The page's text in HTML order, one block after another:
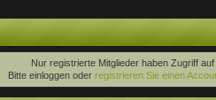
Nur registrierte Mitglieder haben Zugriff
Bitte einloggen oder registrieren Sie einen